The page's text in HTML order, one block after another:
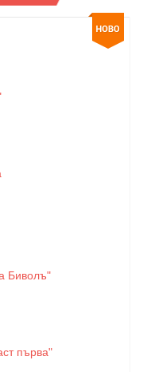
Биволъ"
първа"